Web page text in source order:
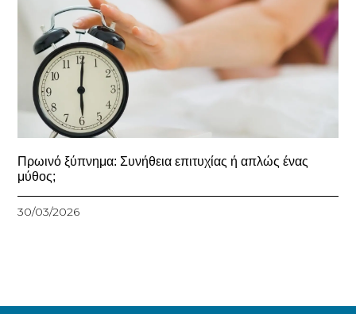
Πρωινό ξύπνημα: Συνήθεια επιτυχίας ή απλώς ένας
μύθος;
30/03/2026